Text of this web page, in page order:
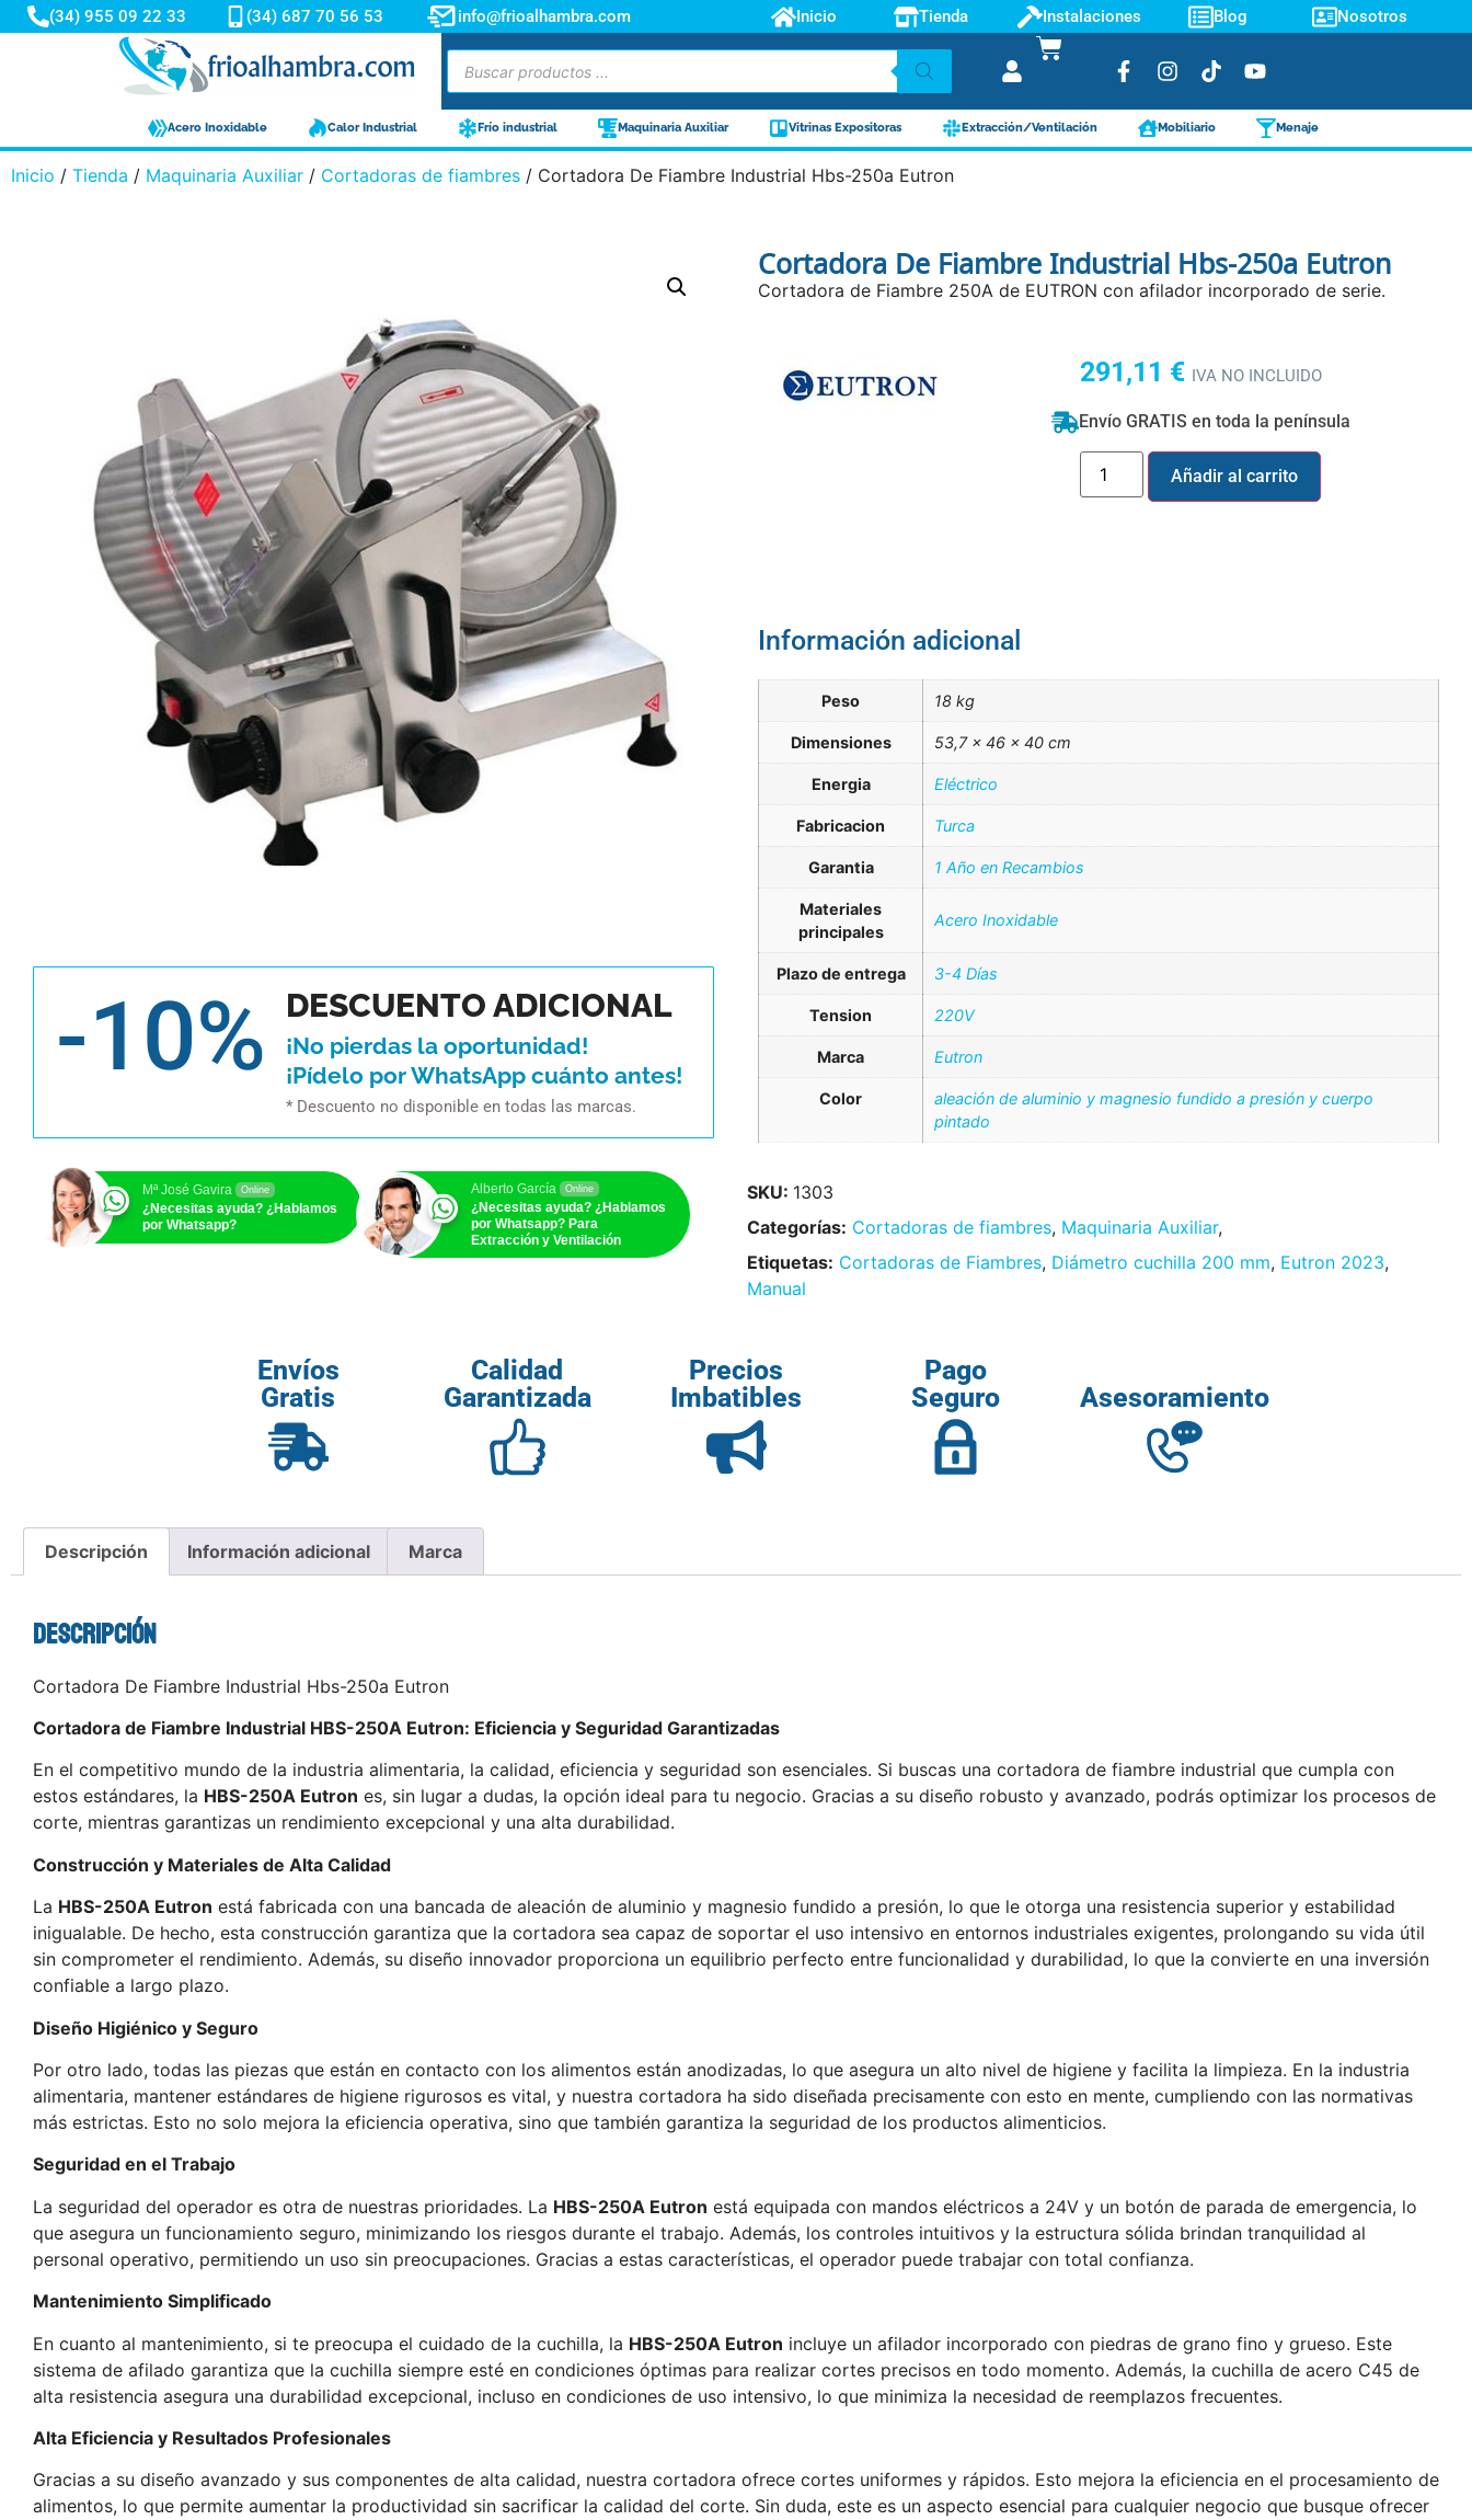
(34) 955 09 22 33 (34) 687 70 56 53 info@frioalhambra.com Inicio Tienda Instalaciones Blog Nosotros
Acero Inoxidable Calor Industrial Frío industrial Maquinaria Auxiliar Vitrinas Expositoras Extracción/Ventilación Mobiliario Menaje
Inicio / Tienda / Maquinaria Auxiliar / Cortadoras de fiambres / Cortadora De Fiambre Industrial Hbs-250a Eutron
-10% DESCUENTO ADICIONAL
¡No pierdas la oportunidad!
¡Pídelo por WhatsApp cuánto antes!
* Descuento no disponible en todas las marcas.
Mª José Gavira Online
¿Necesitas ayuda? ¿Hablamos
por Whatsapp?
Alberto García Online
¿Necesitas ayuda? ¿Hablamos
por Whatsapp? Para
Extracción y Ventilación
Cortadora De Fiambre Industrial Hbs-250a Eutron
Cortadora de Fiambre 250A de EUTRON con afilador incorporado de serie.
291,11 € IVA NO INCLUIDO
Envío GRATIS en toda la península
Añadir al carrito
Información adicional
Peso 18 kg
Dimensiones 53,7 × 46 × 40 cm
Energia Eléctrico
Fabricacion Turca
Garantia 1 Año en Recambios
Materiales
principales
Acero Inoxidable
Plazo de entrega 3-4 Días
Tension 220V
Marca Eutron
Color
aleación de aluminio y magnesio fundido a presión y cuerpo
pintado
SKU: 1303
Categorías: Cortadoras de fiambres, Maquinaria Auxiliar,
Etiquetas: Cortadoras de Fiambres, Diámetro cuchilla 200 mm, Eutron 2023,
Manual
Envíos
Gratis
Calidad
Garantizada
Precios
Imbatibles
Pago
Seguro
Asesoramiento
Descripción Información adicional Marca
Descripción
Cortadora De Fiambre Industrial Hbs-250a Eutron
Cortadora de Fiambre Industrial HBS-250A Eutron: Eficiencia y Seguridad Garantizadas
En el competitivo mundo de la industria alimentaria, la calidad, eficiencia y seguridad son esenciales. Si buscas una cortadora de fiambre industrial que cumpla con
estos estándares, la HBS-250A Eutron es, sin lugar a dudas, la opción ideal para tu negocio. Gracias a su diseño robusto y avanzado, podrás optimizar los procesos de
corte, mientras garantizas un rendimiento excepcional y una alta durabilidad.
Construcción y Materiales de Alta Calidad
La HBS-250A Eutron está fabricada con una bancada de aleación de aluminio y magnesio fundido a presión, lo que le otorga una resistencia superior y estabilidad
inigualable. De hecho, esta construcción garantiza que la cortadora sea capaz de soportar el uso intensivo en entornos industriales exigentes, prolongando su vida útil
sin comprometer el rendimiento. Además, su diseño innovador proporciona un equilibrio perfecto entre funcionalidad y durabilidad, lo que la convierte en una inversión
confiable a largo plazo.
Diseño Higiénico y Seguro
Por otro lado, todas las piezas que están en contacto con los alimentos están anodizadas, lo que asegura un alto nivel de higiene y facilita la limpieza. En la industria
alimentaria, mantener estándares de higiene rigurosos es vital, y nuestra cortadora ha sido diseñada precisamente con esto en mente, cumpliendo con las normativas
más estrictas. Esto no solo mejora la eficiencia operativa, sino que también garantiza la seguridad de los productos alimenticios.
Seguridad en el Trabajo
La seguridad del operador es otra de nuestras prioridades. La HBS-250A Eutron está equipada con mandos eléctricos a 24V y un botón de parada de emergencia, lo
que asegura un funcionamiento seguro, minimizando los riesgos durante el trabajo. Además, los controles intuitivos y la estructura sólida brindan tranquilidad al
personal operativo, permitiendo un uso sin preocupaciones. Gracias a estas características, el operador puede trabajar con total confianza.
Mantenimiento Simplificado
En cuanto al mantenimiento, si te preocupa el cuidado de la cuchilla, la HBS-250A Eutron incluye un afilador incorporado con piedras de grano fino y grueso. Este
sistema de afilado garantiza que la cuchilla siempre esté en condiciones óptimas para realizar cortes precisos en todo momento. Además, la cuchilla de acero C45 de
alta resistencia asegura una durabilidad excepcional, incluso en condiciones de uso intensivo, lo que minimiza la necesidad de reemplazos frecuentes.
Alta Eficiencia y Resultados Profesionales
Gracias a su diseño avanzado y sus componentes de alta calidad, nuestra cortadora ofrece cortes uniformes y rápidos. Esto mejora la eficiencia en el procesamiento de
alimentos, lo que permite aumentar la productividad sin sacrificar la calidad del corte. Sin duda, este es un aspecto esencial para cualquier negocio que busque ofrecer